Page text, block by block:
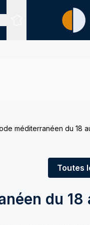
Sites expertisés
méditerranéen du 18
Toutes
du